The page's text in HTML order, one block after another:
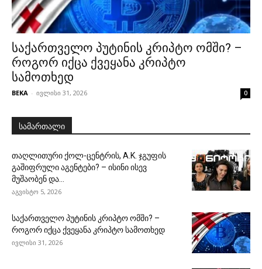
საქართველო პუტინის კრიპტო ომში? –
როგორ იქცა ქვეყანა კრიპტო
სამოთხედ
BEKA - ივლისი 31, 2026 0
სამართალი
თაღლითური ქოლ-ცენტრის, A.K. ჯგუფის
გაშიფრული აგენტები? – ისინი ისევ
მუშაობენ და...
აგვისტო 5, 2026
საქართველო პუტინის კრიპტო ომში? –
როგორ იქცა ქვეყანა კრიპტო სამოთხედ
ივლისი 31, 2026